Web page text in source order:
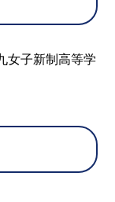
女子新制高等学